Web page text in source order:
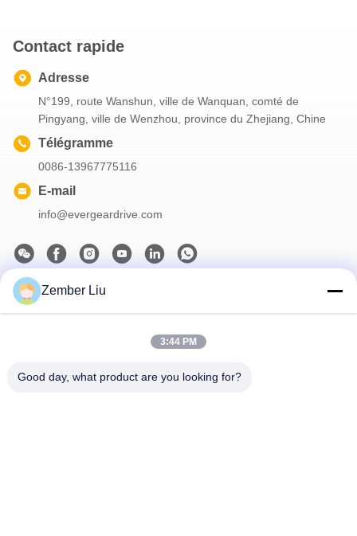
Contact rapide
Adresse
N°199, route Wanshun, ville de Wanquan, comté de
Pingyang, ville de Wenzhou, province du Zhejiang, Chine
Télégramme
0086-13967775116
E-mail
info@evergeardrive.com
Notre newsletter
Zember Liu
3:44 PM
Good day, what product are you looking for?